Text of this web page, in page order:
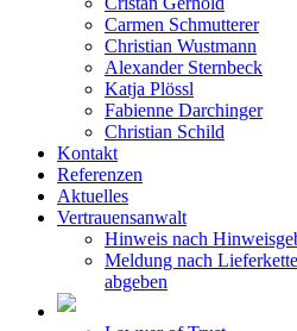
Carmen Schmutterer
Christian Wustmann
Alexander Sternbeck
Katja Plössl
Fabienne Darchinger
Christian Schild
Kontakt
Referenzen
Aktuelles
Vertrauensanwalt
Hinweis nach
Meldung nach
abgeben